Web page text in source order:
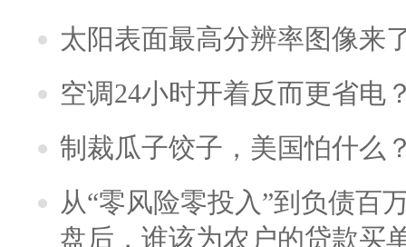
太阳表面最高分辨率图像来
空调24小时开着反而更省电
制裁瓜子饺子，美国怕什么
从“零风险零投入”到负债百
盘后，谁该为农户的贷款买